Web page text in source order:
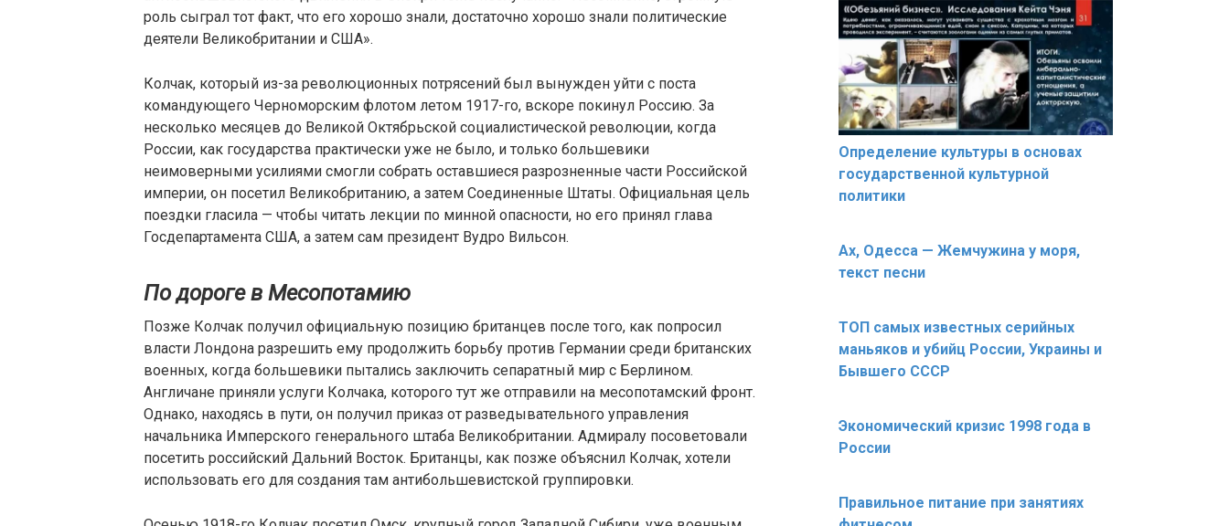
роль сыграл тот факт, что его хорошо знали, достаточно хорошо знали политические
деятели Великобритании и США».
Колчак, который из-за революционных потрясений был вынужден уйти с поста
командующего Черноморским флотом летом 1917-го, вскоре покинул Россию. За
несколько месяцев до Великой Октябрьской социалистической революции, когда
России, как государства практически уже не было, и только большевики
неимоверными усилиями смогли собрать оставшиеся разрозненные части Российской
империи, он посетил Великобританию, а затем Соединенные Штаты. Официальная цель
поездки гласила — чтобы читать лекции по минной опасности, но его принял глава
Госдепартамента США, а затем сам президент Вудро Вильсон.
По дороге в Месопотамию
Позже Колчак получил официальную позицию британцев после того, как попросил
власти Лондона разрешить ему продолжить борьбу против Германии среди британских
военных, когда большевики пытались заключить сепаратный мир с Берлином.
Англичане приняли услуги Колчака, которого тут же отправили на месопотамский фронт.
Однако, находясь в пути, он получил приказ от разведывательного управления
начальника Имперского генерального штаба Великобритании. Адмиралу посоветовали
посетить российский Дальний Восток. Британцы, как позже объяснил Колчак, хотели
использовать его для создания там антибольшевистской группировки.
Определение культуры в основах
государственной культурной
политики
Ах, Одесса — Жемчужина у моря,
текст песни
ТОП самых известных серийных
маньяков и убийц России, Украины и
Бывшего СССР
Экономический кризис 1998 года в
России
Правильное питание при занятиях